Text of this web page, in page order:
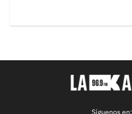
Síguenos en: